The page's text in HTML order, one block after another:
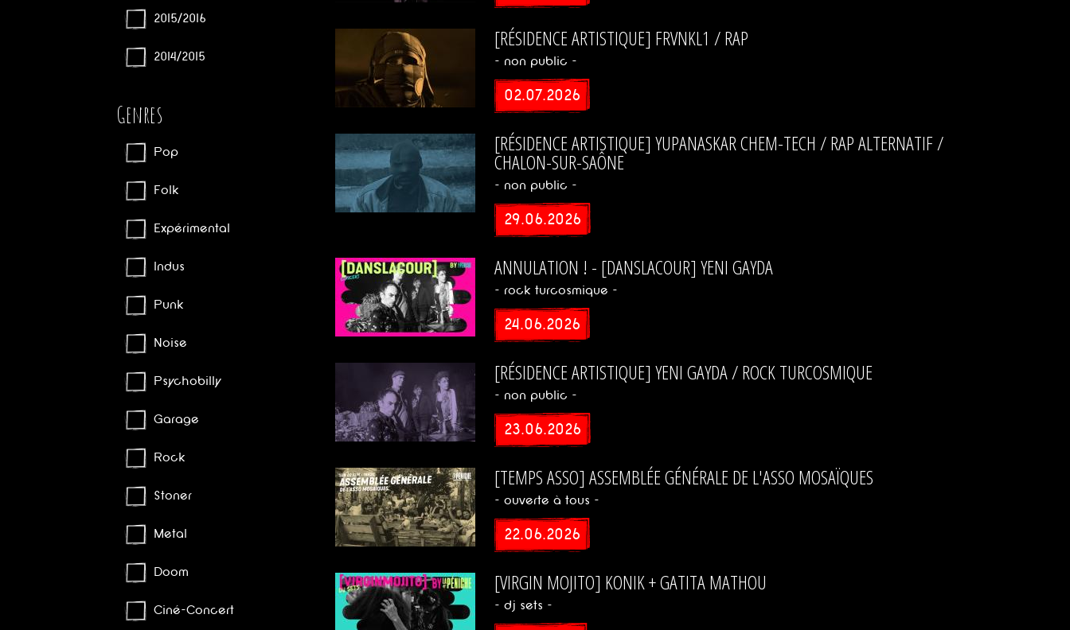
2015/2016
2014/2015
Genres
Pop
Folk
Expérimental
Indus
Punk
Noise
Psychobilly
Garage
Rock
Stoner
Metal
Doom
Ciné-Concert
[RÉSIDENCE ARTISTIQUE] FRVNKL1 / RAP
- non public -
02.07.2026
[RÉSIDENCE ARTISTIQUE] YUPANASKAR CHEM-TECH / RAP ALTERNATIF /
CHALON-SUR-SAÔNE
- non public -
29.06.2026
ANNULATION ! - [DANSLACOUR] YENI GAYDA
- rock turcosmique -
24.06.2026
[RÉSIDENCE ARTISTIQUE] YENI GAYDA / ROCK TURCOSMIQUE
- non public -
23.06.2026
[TEMPS ASSO] ASSEMBLÉE GÉNÉRALE DE L'ASSO MOSAÏQUES
- ouverte à tous -
22.06.2026
[VIRGIN MOJITO] KONIK + GATITA MATHOU
- dj sets -